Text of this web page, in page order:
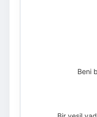
Beni